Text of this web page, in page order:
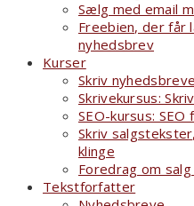
Sælg med email
Freebien, der
nyhedsbrev
Kurser
Skriv
Skrivekursus:
SEO-kursus:
Skriv
klinge
Foredrag om
Tekstforfatter